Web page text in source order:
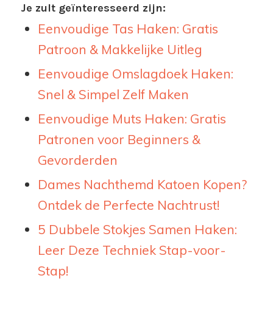
Je zult geïnteresseerd zijn:
Eenvoudige Tas Haken: Gratis
Patroon & Makkelijke Uitleg
Eenvoudige Omslagdoek Haken:
Snel & Simpel Zelf Maken
Eenvoudige Muts Haken: Gratis
Patronen voor Beginners &
Gevorderden
Dames Nachthemd Katoen Kopen?
Ontdek de Perfecte Nachtrust!
5 Dubbele Stokjes Samen Haken:
Leer Deze Techniek Stap-voor-
Stap!